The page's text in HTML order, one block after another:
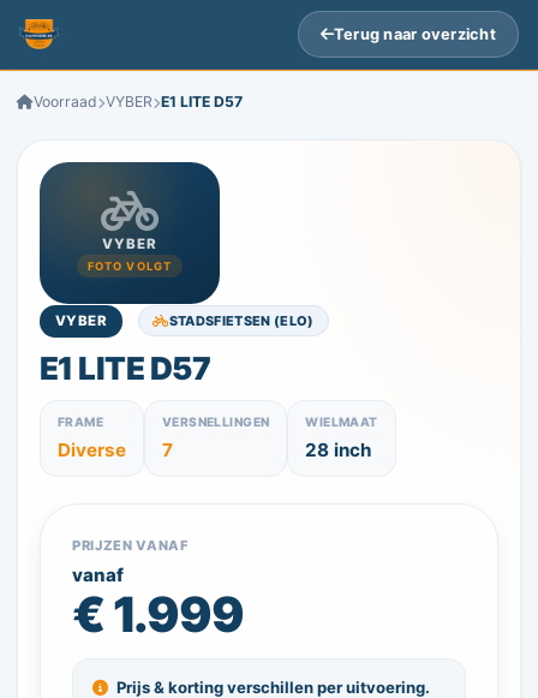
Terug naar overzicht
Voorraad VYBER E1 LITE D57
VYBER
FOTO VOLGT
VYBER STADSFIETSEN (ELO)
E1 LITE D57
FRAME
Diverse
VERSNELLINGEN
7
WIELMAAT
28 inch
PRIJZEN VANAF
vanaf
€ 1.999
Prijs & korting verschillen per uitvoering.